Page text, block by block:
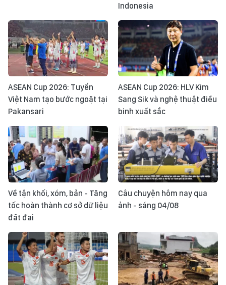
Indonesia
ASEAN Cup 2026: Tuyển
Việt Nam tạo bước ngoặt tại
Pakansari
ASEAN Cup 2026: HLV Kim
Sang Sik và nghệ thuật điều
binh xuất sắc
Về tận khối, xóm, bản - Tăng
tốc hoàn thành cơ sở dữ liệu
đất đai
Câu chuyện hôm nay qua
ảnh - sáng 04/08